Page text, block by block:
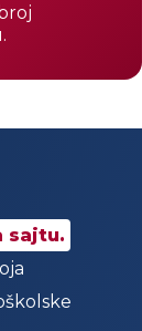
sajtu.